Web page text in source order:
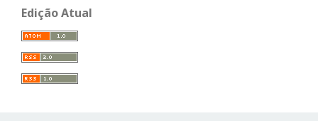
Edição Atual